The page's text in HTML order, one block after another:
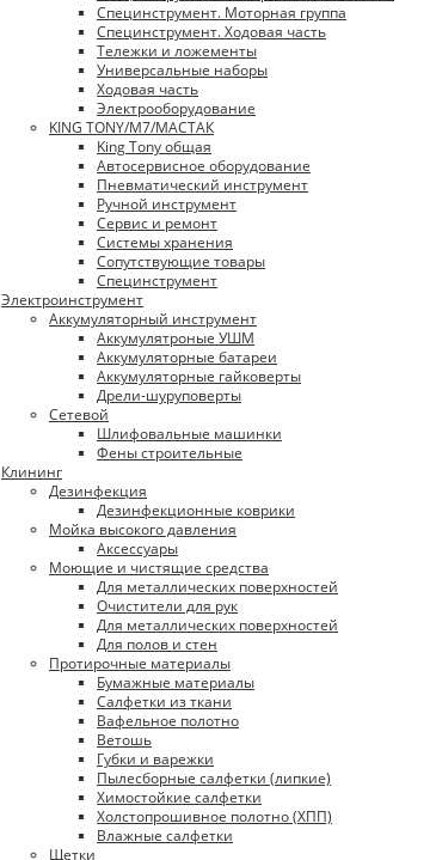
Специнструмент. Моторная группа
Специнструмент. Ходовая часть
Тележки и ложементы
Универсальные наборы
Ходовая часть
Электрооборудование
KING TONY/М7/МАСТАК
King Tony общая
Автосервисное оборудование
Пневматический инструмент
Ручной инструмент
Сервис и ремонт
Системы хранения
Сопутствующие товары
Специнструмент
Электроинструмент
Аккумуляторный инструмент
Аккумулятроные УШМ
Аккумуляторные батареи
Аккумуляторные гайковерты
Дрели-шуруповерты
Сетевой
Шлифовальные машинки
Фены строительные
Клининг
Дезинфекция
Дезинфекционные коврики
Мойка высокого давления
Аксессуары
Моющие и чистящие средства
Для металлических поверхностей
Очистители для рук
Для металлических поверхностей
Для полов и стен
Протирочные материалы
Бумажные материалы
Салфетки из ткани
Вафельное полотно
Ветошь
Губки и варежки
Пылесборные салфетки (липкие)
Химостойкие салфетки
Холстопрошивное полотно (ХПП)
Влажные салфетки
Щетки